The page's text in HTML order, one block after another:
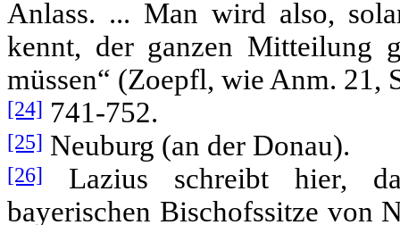
Anlass. ... Man wird also,
kennt, der ganzen Mitteilung
müssen“ (Zoepfl, wie Anm. 21,
[24] 741-752.
[25] Neuburg (an der Donau).
[26]
Lazius schreibt hier,
bayerischen Bischofssitze von